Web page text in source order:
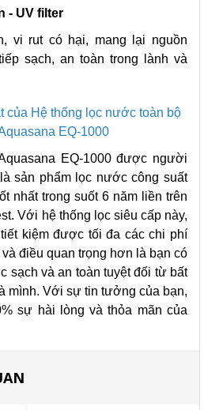
- UV filter
vi rut có hại, mang lại nguồn
sạch, an toàn trong lành và
của Hệ thống lọc nước toàn bộ
EQ-1000
EQ-1000 được người
sản phẩm lọc nước công suất
nhất trong suốt 6 năm liền trên
Với hệ thống lọc siêu cấp này,
kiệm được tối đa các chi phí
điều quan trọng hơn là bạn có
sạch và an toàn tuyệt đối từ bất
mình. Với sự tin tưởng của bạn,
sự hài lòng và thỏa mãn của